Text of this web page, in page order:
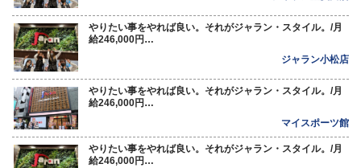
やりたい事をやれば良い。それがジャラン・スタイル。/月
給246,000円…
ジャラン小松店
やりたい事をやれば良い。それがジャラン・スタイル。/月
給246,000円…
マイスポーツ館
やりたい事をやれば良い。それがジャラン・スタイル。/月
給246,000円…